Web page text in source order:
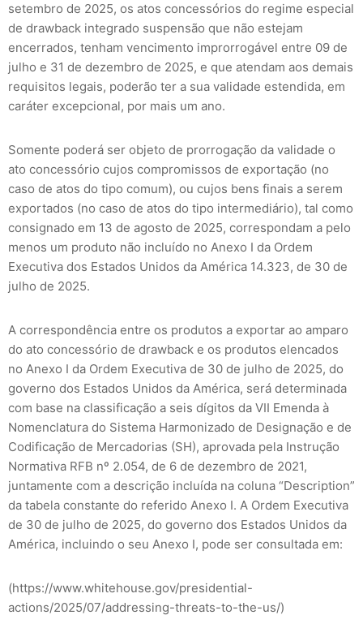
setembro de 2025, os atos concessórios do regime especial
de drawback integrado suspensão que não estejam
encerrados, tenham vencimento improrrogável entre 09 de
julho e 31 de dezembro de 2025, e que atendam aos demais
requisitos legais, poderão ter a sua validade estendida, em
caráter excepcional, por mais um ano.
Somente poderá ser objeto de prorrogação da validade o
ato concessório cujos compromissos de exportação (no
caso de atos do tipo comum), ou cujos bens finais a serem
exportados (no caso de atos do tipo intermediário), tal como
consignado em 13 de agosto de 2025, correspondam a pelo
menos um produto não incluído no Anexo I da Ordem
Executiva dos Estados Unidos da América 14.323, de 30 de
julho de 2025.
A correspondência entre os produtos a exportar ao amparo
do ato concessório de drawback e os produtos elencados
no Anexo I da Ordem Executiva de 30 de julho de 2025, do
governo dos Estados Unidos da América, será determinada
com base na classificação a seis dígitos da VII Emenda à
Nomenclatura do Sistema Harmonizado de Designação e de
Codificação de Mercadorias (SH), aprovada pela Instrução
Normativa RFB nº 2.054, de 6 de dezembro de 2021,
juntamente com a descrição incluída na coluna “Description”
da tabela constante do referido Anexo I. A Ordem Executiva
de 30 de julho de 2025, do governo dos Estados Unidos da
América, incluindo o seu Anexo I, pode ser consultada em:
(https://www.whitehouse.gov/presidential-
actions/2025/07/addressing-threats-to-the-us/)